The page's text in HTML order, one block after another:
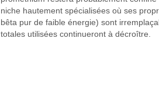
niche hautement spécialisées où ses
bêta pur de faible énergie) sont
totales utilisées continueront à décroître.